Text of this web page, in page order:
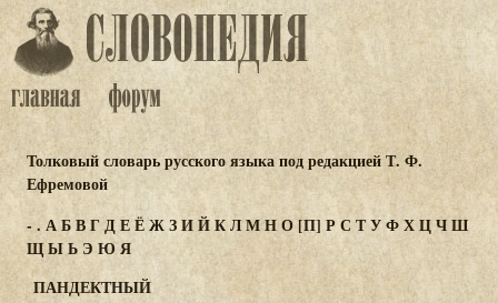
Толковый словарь русского языка под редакцией Т. Ф.
Ефремовой
- . АБВГДЕЁЖЗИЙКЛМНО[П] РС ТУФХЦЧШ
ЩЫЬЭ ЮЯ
ПАНДЕКТНЫЙ